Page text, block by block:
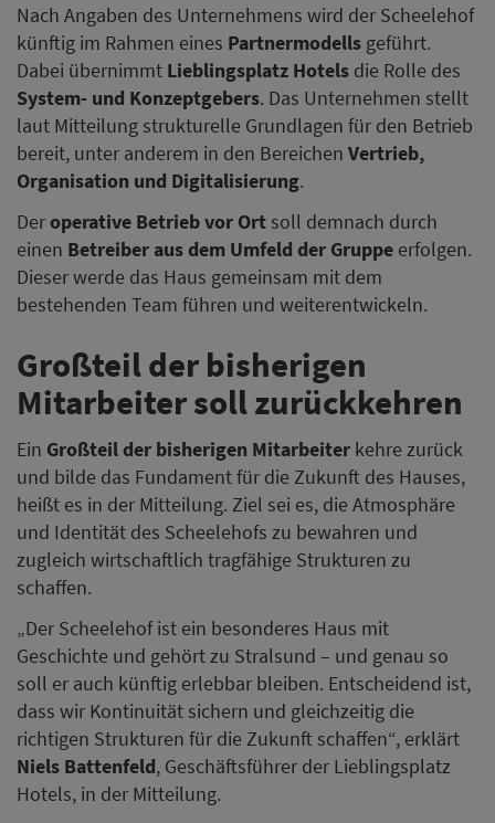
Nach Angaben des Unternehmens wird der Scheelehof
künftig im Rahmen eines Partnermodells geführt.
Dabei übernimmt Lieblingsplatz Hotels die Rolle des
System- und Konzeptgebers. Das Unternehmen stellt
laut Mitteilung strukturelle Grundlagen für den Betrieb
bereit, unter anderem in den Bereichen Vertrieb,
Organisation und Digitalisierung.
Deroperative Betrieb vor Ort soll demnach durch
einen Betreiber aus dem Umfeld der Gruppe erfolgen.
Dieser werde das Haus gemeinsam mit dem
bestehenden Team führen und weiterentwickeln.
Großteil der bisherigen
Mitarbeiter soll zurückkehren
Ein Großteil der bisherigen Mitarbeiter kehre zurück
und bilde das Fundament für die Zukunft des Hauses,
heißt es in der Mitteilung. Ziel sei es, die Atmosphäre
und Identität des Scheelehofs zu bewahren und
zugleich wirtschaftlich tragfähige Strukturen zu
schaffen.
„Der Scheelehof ist ein besonderes Haus mit
Geschichte und gehört zu Stralsund – und genau so
soll er auch künftig erlebbar bleiben. Entscheidend ist,
dass wir Kontinuität sichern und gleichzeitig die
richtigen Strukturen für die Zukunft schaffen“, erklärt
Niels Battenfeld, Geschäftsführer der Lieblingsplatz
Hotels, in der Mitteilung.